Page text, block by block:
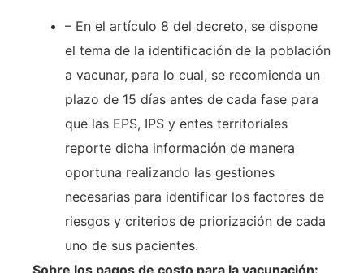
– En el artículo 8 del decreto, se dispone
el tema de la identificación de la población
a vacunar, para lo cual, se recomienda un
plazo de 15 días antes de cada fase para
que las EPS, IPS y entes territoriales
reporte dicha información de manera
oportuna realizando las gestiones
necesarias para identificar los factores de
riesgos y criterios de priorización de cada
uno de sus pacientes.
Sobre los pagos de costo para la vacunación: